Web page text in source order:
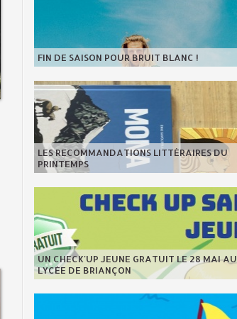
FIN DE SAISON POUR BRUIT BLANC !
LES RECOMMANDATIONS LITTÉRAIRES DU
PRINTEMPS
UN CHECK'UP JEUNE GRATUIT LE 28 MAI AU
LYCÉE DE BRIANÇON